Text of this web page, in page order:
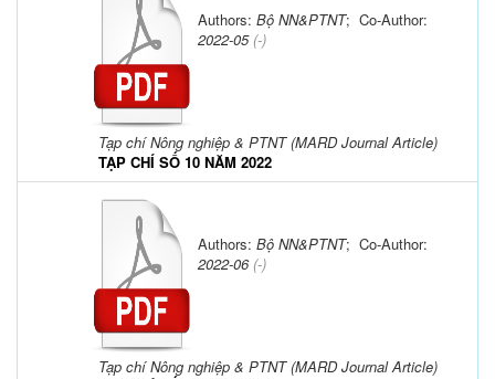
Tạp chí Nông nghiệp & PTNT (MARD Journal Article)
TẠP CHÍ SỐ 10 NĂM 2022
Authors: Bộ NN&PTNT; Co-Author:
2022-05(-)
Tạp chí Nông nghiệp & PTNT (MARD Journal Article)
Authors: Bộ NN&PTNT; Co-Author:
2022-06(-)